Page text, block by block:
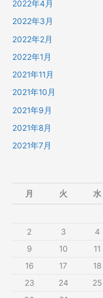
2022年4月
2022年3月
2022年2月
2022年1月
2021年11月
2021年10月
2021年9月
2021年8月
2021年7月
月 火 水
2
3 4
9
10 11
16
17 18
23
24 25